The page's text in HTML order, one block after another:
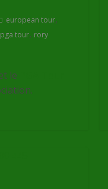
european tour,
pga tour, rory
le